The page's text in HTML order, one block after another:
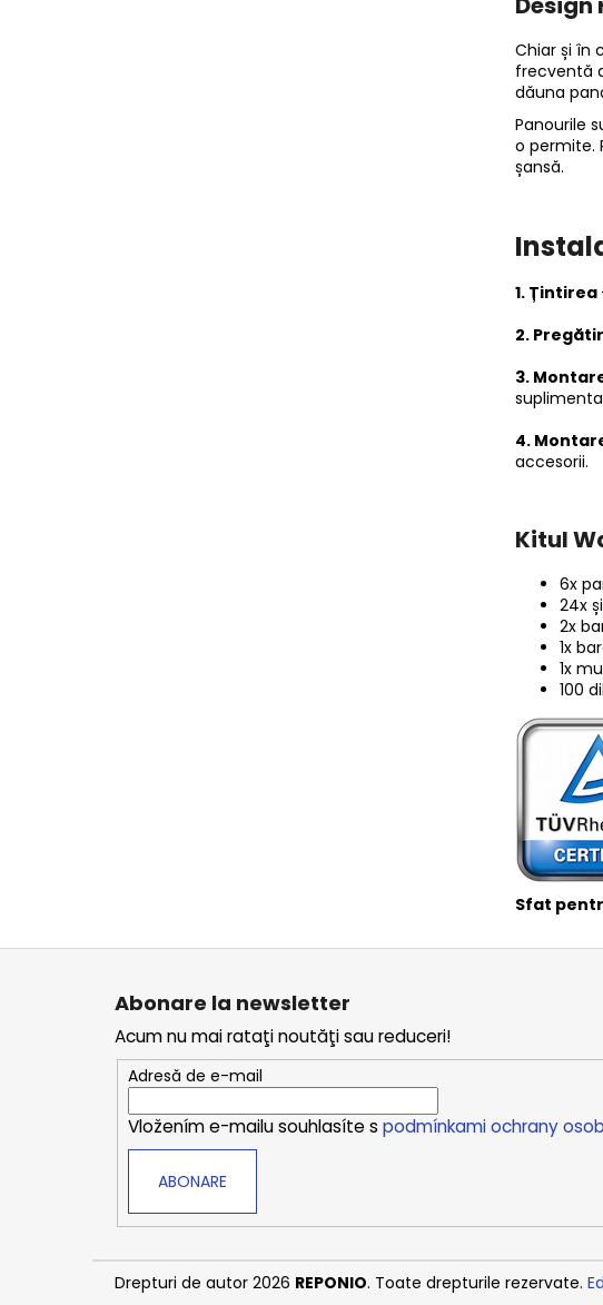
Chiar și în
frecventă
dăuna
Panourile
o permite.
șansă.
1. Țintirea
2.
3.
4.
accesorii.
Kitul
6x
24x
2x
1x
1x
100
Sfat
Abonare la newsletter
Acum nu mai rataţi noutăţi sau reduceri!
Adresă de e-mail
Vložením e-mailu souhlasíte s podmínkami ochrany
ABONARE
Drepturi de autor 2026 REPONIO. Toate drepturile rezervate.